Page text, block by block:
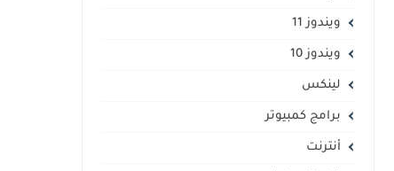
ويندوز 11
ويندوز 10
لينكس
برامج كمبيوتر
أنترنت